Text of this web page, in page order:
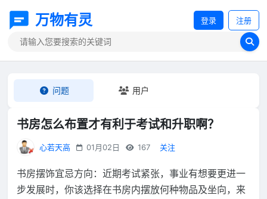
万物有灵 登录 注册
问题 用户
书房怎么布置才有利于考试和升职啊？
心若天高 01月02日 167 关注
书房摆饰宜忌方向：近期考试紧张，事业有想要更进一
步发展时，你该选择在书房内摆放何种物品及坐向，来